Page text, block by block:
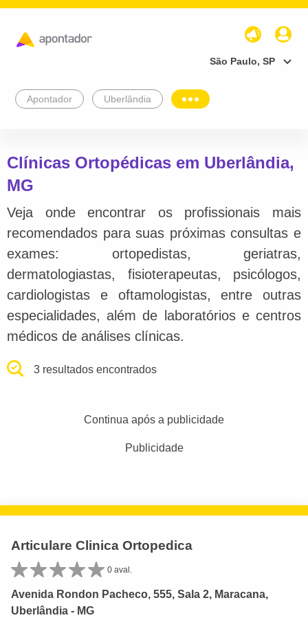
São Paulo, SP
Apontador Uberlândia
Clínicas Ortopédicas em Uberlândia,
MG
Veja onde encontrar os profissionais mais
recomendados para suas próximas consultas e
exames: ortopedistas, geriatras,
dermatologiastas, fisioterapeutas, psicólogos,
cardiologistas e oftamologistas, entre outras
especialidades, além de laboratórios e centros
médicos de análises clínicas.
3 resultados encontrados
Continua após a publicidade
Publicidade
Articulare Clinica Ortopedica
0 aval.
Avenida Rondon Pacheco, 555, Sala 2, Maracana,
Uberlândia - MG